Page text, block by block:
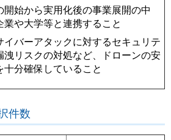
開始から実用化後の事業展開の中
業や大学等と連携すること
イバーアタックに対するセキュリテ
洩リスクの対処など、ドローンの安
十分確保していること
件数